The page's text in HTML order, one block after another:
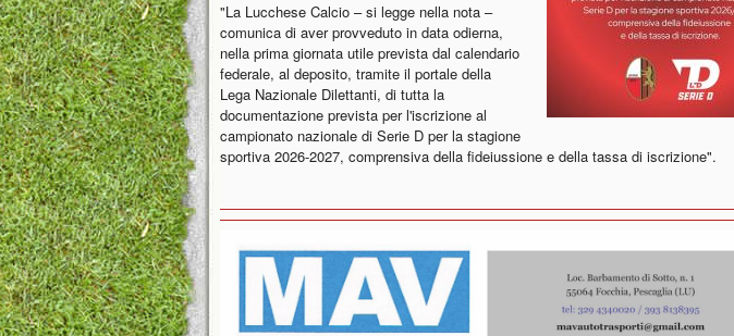
"La Lucchese Calcio – si legge nella nota –
comunica di aver provveduto in data odierna,
nella prima giornata utile prevista dal calendario
federale, al deposito, tramite il portale della
Lega Nazionale Dilettanti, di tutta la
documentazione prevista per l'iscrizione al
campionato nazionale di Serie D per la stagione
sportiva 2026-2027, comprensiva della fideiussione e della tassa di iscrizione".